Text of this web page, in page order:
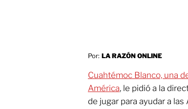
Por: LA RAZÓN ONLINE
Cuahtémoc Blanco, una
América, le pidió a la
de jugar para ayudar a